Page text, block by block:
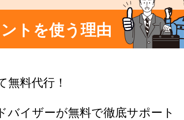
トを使う理由
料代行！
イザーが無料で徹底サポート